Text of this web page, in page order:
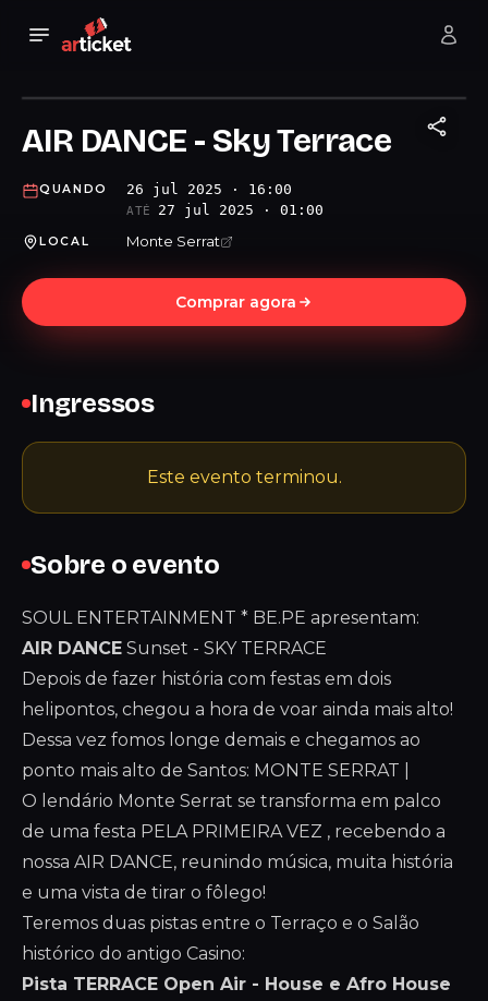
AIR DANCE - Sky Terrace
QUANDO 26 jul 2025 · 16:00
ATÉ 27 jul 2025 · 01:00
LOCAL Monte Serrat
Comprar agora
Sobre o evento
SOUL ENTERTAINMENT * BE.PE apresentam:
AIR DANCE Sunset - SKY TERRACE
Depois de fazer história com festas em dois
helipontos, chegou a hora de voar ainda mais alto!
Dessa vez fomos longe demais e chegamos ao
ponto mais alto de Santos: MONTE SERRAT |
O lendário Monte Serrat se transforma em palco
de uma festa PELA PRIMEIRA VEZ , recebendo a
nossa AIR DANCE, reunindo música, muita história
e uma vista de tirar o fôlego!
Teremos duas pistas entre o Terraço e o Salão
histórico do antigo Casino:
Pista TERRACE Open Air - House e Afro House
Ingressos
Este evento terminou.